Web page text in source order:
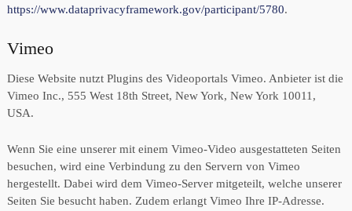
https://www.dataprivacyframework.gov/participant/5780.
Vimeo
Diese Website nutzt Plugins des Videoportals Vimeo. Anbieter ist die
Vimeo Inc., 555 West 18th Street, New York, New York 10011,
USA.
Wenn Sie eine unserer mit einem Vimeo-Video ausgestatteten Seiten
besuchen, wird eine Verbindung zu den Servern von Vimeo
hergestellt. Dabei wird dem Vimeo-Server mitgeteilt, welche unserer
Seiten Sie besucht haben. Zudem erlangt Vimeo Ihre IP-Adresse.